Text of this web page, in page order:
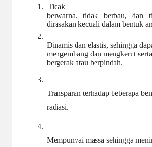
1.
Tidak
berwarna, tidak berbau, dan
dirasakan kecuali dalam bentuk
2.
Dinamis dan elastis, sehingga
mengembang dan mengkerut serta
bergerak atau berpindah.
3.
Transparan terhadap beberapa
radiasi.
4.
Mempunyai massa sehingga